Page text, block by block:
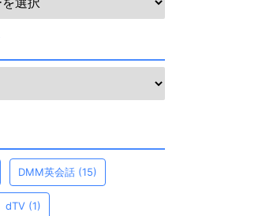
DMM英会話 (15)
dTV (1)